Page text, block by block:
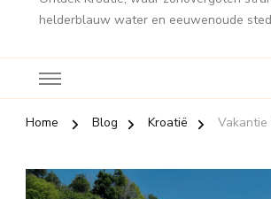
helderblauw water en eeuwenoude
Home Blog Kroatië Vakantie